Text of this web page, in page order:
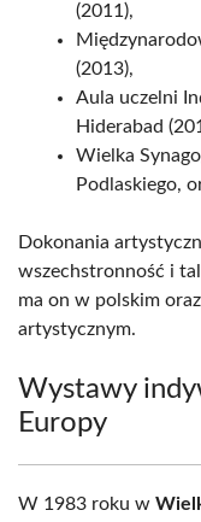
(2011),
(2013),
Aula uczelni
Hiderabad
Wielka
Podlaskiego,
Dokonania
wszechstronność i
ma on w polskim
artystycznym.
Wystawy
Europy
W 1983 roku w